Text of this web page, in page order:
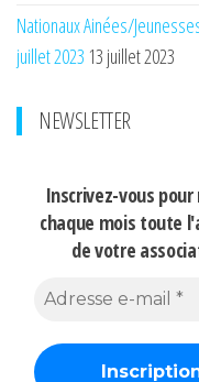
Nationaux Ainées/
juillet 2023 13 juillet 2023
NEWSLETTER
Inscrivez-vous
chaque mois toute
de votre